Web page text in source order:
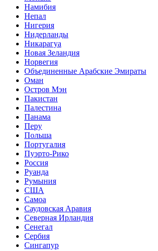
Намибия
Непал
Нигерия
Нидерланды
Никарагуа
Новая Зеландия
Норвегия
Объединенные Арабские Эмираты
Оман
Остров Мэн
Пакистан
Палестина
Панама
Перу
Польша
Португалия
Пуэрто-Рико
Россия
Руанда
Румыния
США
Самоа
Саудовская Аравия
Северная Ирландия
Сенегал
Сербия
Сингапур